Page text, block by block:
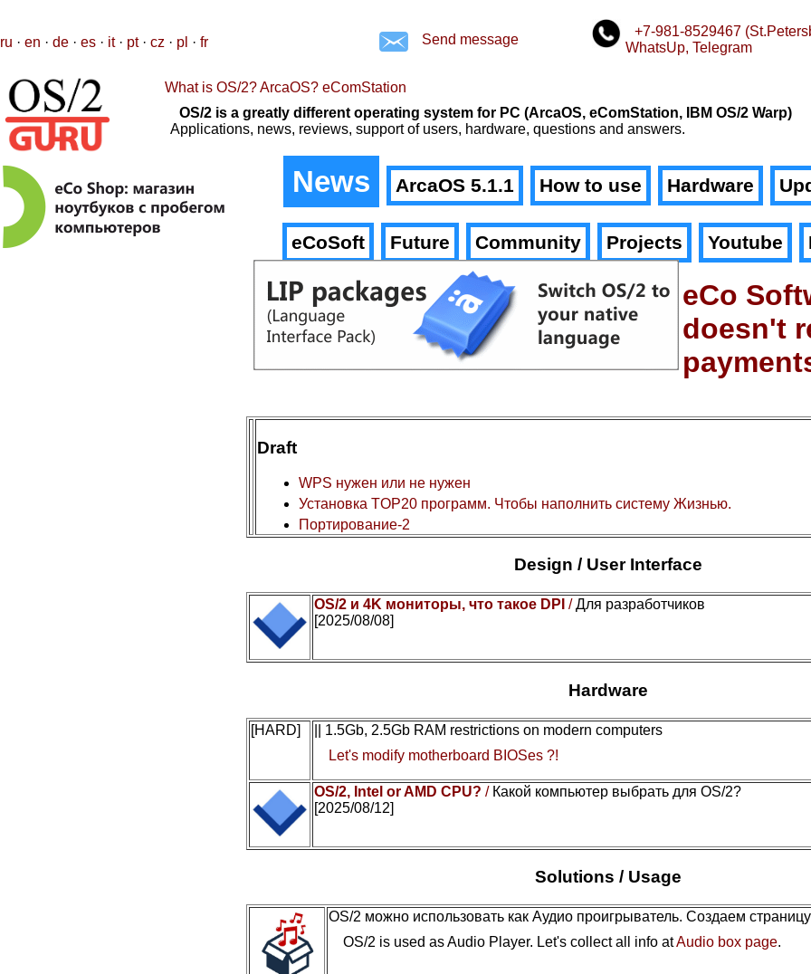
ru · en · de · es · it· pt· cz · pl · fr Send message
+7-981-8529467
WhatsUp, Telegram
What is OS/2? ArcaOS? eComStation
OS/2 is a greatly different operating system for PC (ArcaOS, eComStation, IBM OS/2 Warp)
Applications, news, reviews, support of users, hardware, questions and answers.
News ArcaOS 5.1.1 How to use Hardware
eCoSoft Future Community Projects Youtube
eCo
doesn't
Draft
WPS нужен или не нужен
Установка TOP20 программ. Чтобы наполнить систему Жизнью.
Портирование-2
Design / User Interface
OS/2 и 4K мониторы, что такое DPI /Для разработчиков
[2025/08/08]
Hardware
[HARD]
|| 1.5Gb, 2.5Gb RAM restrictions on modern computers
Let's modify motherboard BIOSes ?!
OS/2, Intel or AMD CPU? / Какой компьютер выбрать для OS/2?
[2025/08/12]
Solutions / Usage
OS/2 можно использовать как Аудио проигрыватель. Создаем страницу
OS/2 is used as Audio Player. Let's collect all info atAudio box page.